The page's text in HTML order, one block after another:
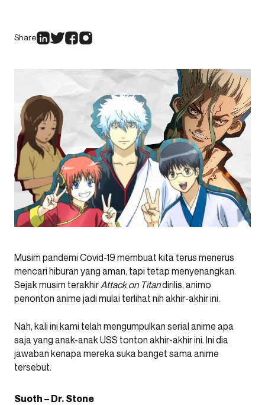
Share
Musim pandemi Covid-19 membuat kita terus menerus
mencari hiburan yang aman, tapi tetap menyenangkan.
Sejak musim terakhir Attack on Titandirilis, animo
penonton anime jadi mulai terlihat nih akhir-akhir ini.
Nah, kali ini kami telah mengumpulkan serial anime apa
saja yang anak-anak USS tonton akhir-akhir ini. Ini dia
jawaban kenapa mereka suka banget sama anime
tersebut.
Suoth – Dr. Stone